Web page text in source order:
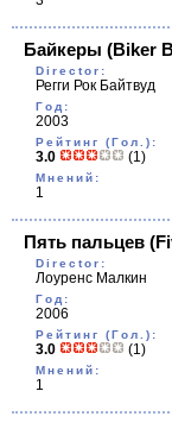
Байкеры (Biker
Director:
Регги Рок Байтвуд
Год:
2003
Рейтинг (Гол.):
3.0 (1)
Мнений:
1
Пять пальцев
Director:
Лоуренс Малкин
Год:
2006
Рейтинг (Гол.):
3.0 (1)
Мнений:
1